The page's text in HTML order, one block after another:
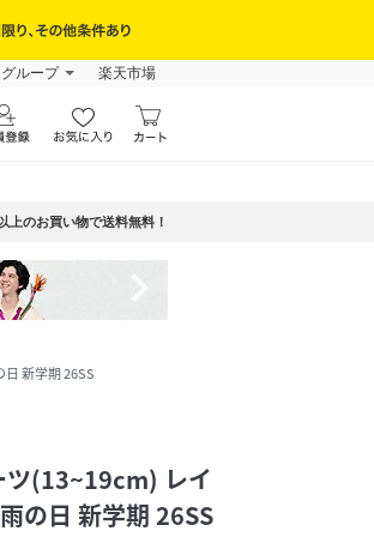
ループ 楽天市場
のお買い物で送料無料！
新学期 26SS
ツ(13~19cm) レイ
の日 新学期 26SS